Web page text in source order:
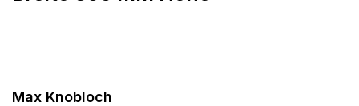
Max Knobloch